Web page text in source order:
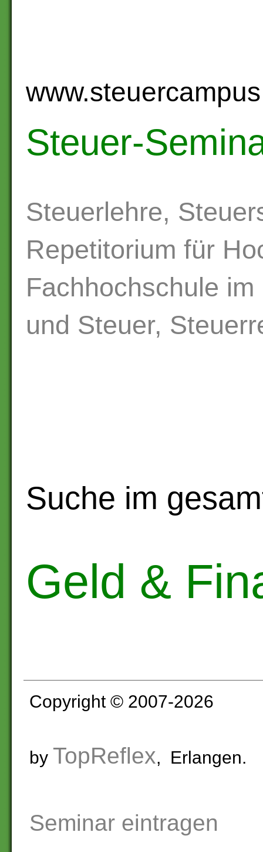
Steuer-
Steuerlehre,
Repetitorium für
Fachhochschule
und Steuer,
Suche im
Geld &
Copyright © 2007-2026
by TopReflex, Erlangen.
Seminar eintragen